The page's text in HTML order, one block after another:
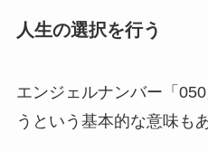
人生の選択を行う
エンジェルナンバー「
うという基本的な意味も